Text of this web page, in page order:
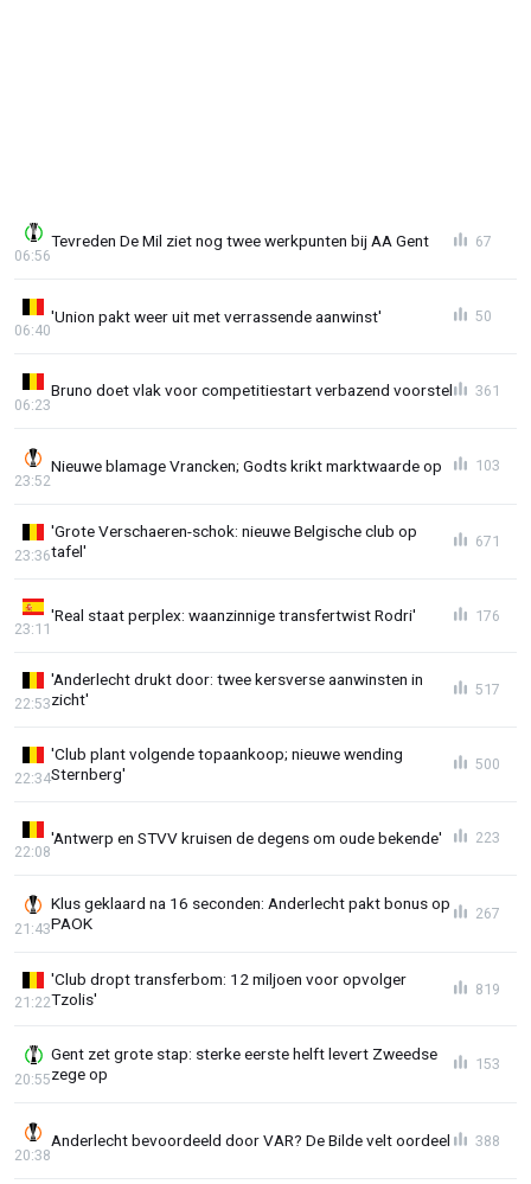
Tevreden De Mil ziet nog twee werkpunten bij AA Gent
06:56
67
'Union pakt weer uit met verrassende aanwinst'
06:40
50
Bruno doet vlak voor competitiestart verbazend voorstel
06:23
361
Nieuwe blamage Vrancken; Godts krikt marktwaarde op
23:52
103
'Grote Verschaeren-schok: nieuwe Belgische club op
tafel'
23:36
671
'Real staat perplex: waanzinnige transfertwist Rodri'
23:11
176
'Anderlecht drukt door: twee kersverse aanwinsten in
zicht'
22:53
517
'Club plant volgende topaankoop; nieuwe wending
Sternberg'
22:34
500
'Antwerp en STVV kruisen de degens om oude bekende'
22:08
223
Klus geklaard na 16 seconden: Anderlecht pakt bonus op
PAOK
21:43
267
'Club dropt transferbom: 12 miljoen voor opvolger
Tzolis'
21:22
819
Gent zet grote stap: sterke eerste helft levert Zweedse
zege op
20:55
153
Anderlecht bevoordeeld door VAR? De Bilde velt oordeel
20:38
388